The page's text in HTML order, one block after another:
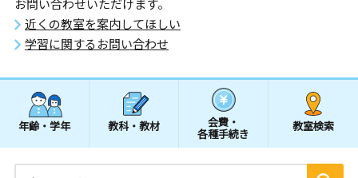
お問い合わせいただけます。
近くの教室を案内してほしい
学習に関するお問い合わせ
年齢・学年 教科・教材 会費・
各種手続き
教室検索